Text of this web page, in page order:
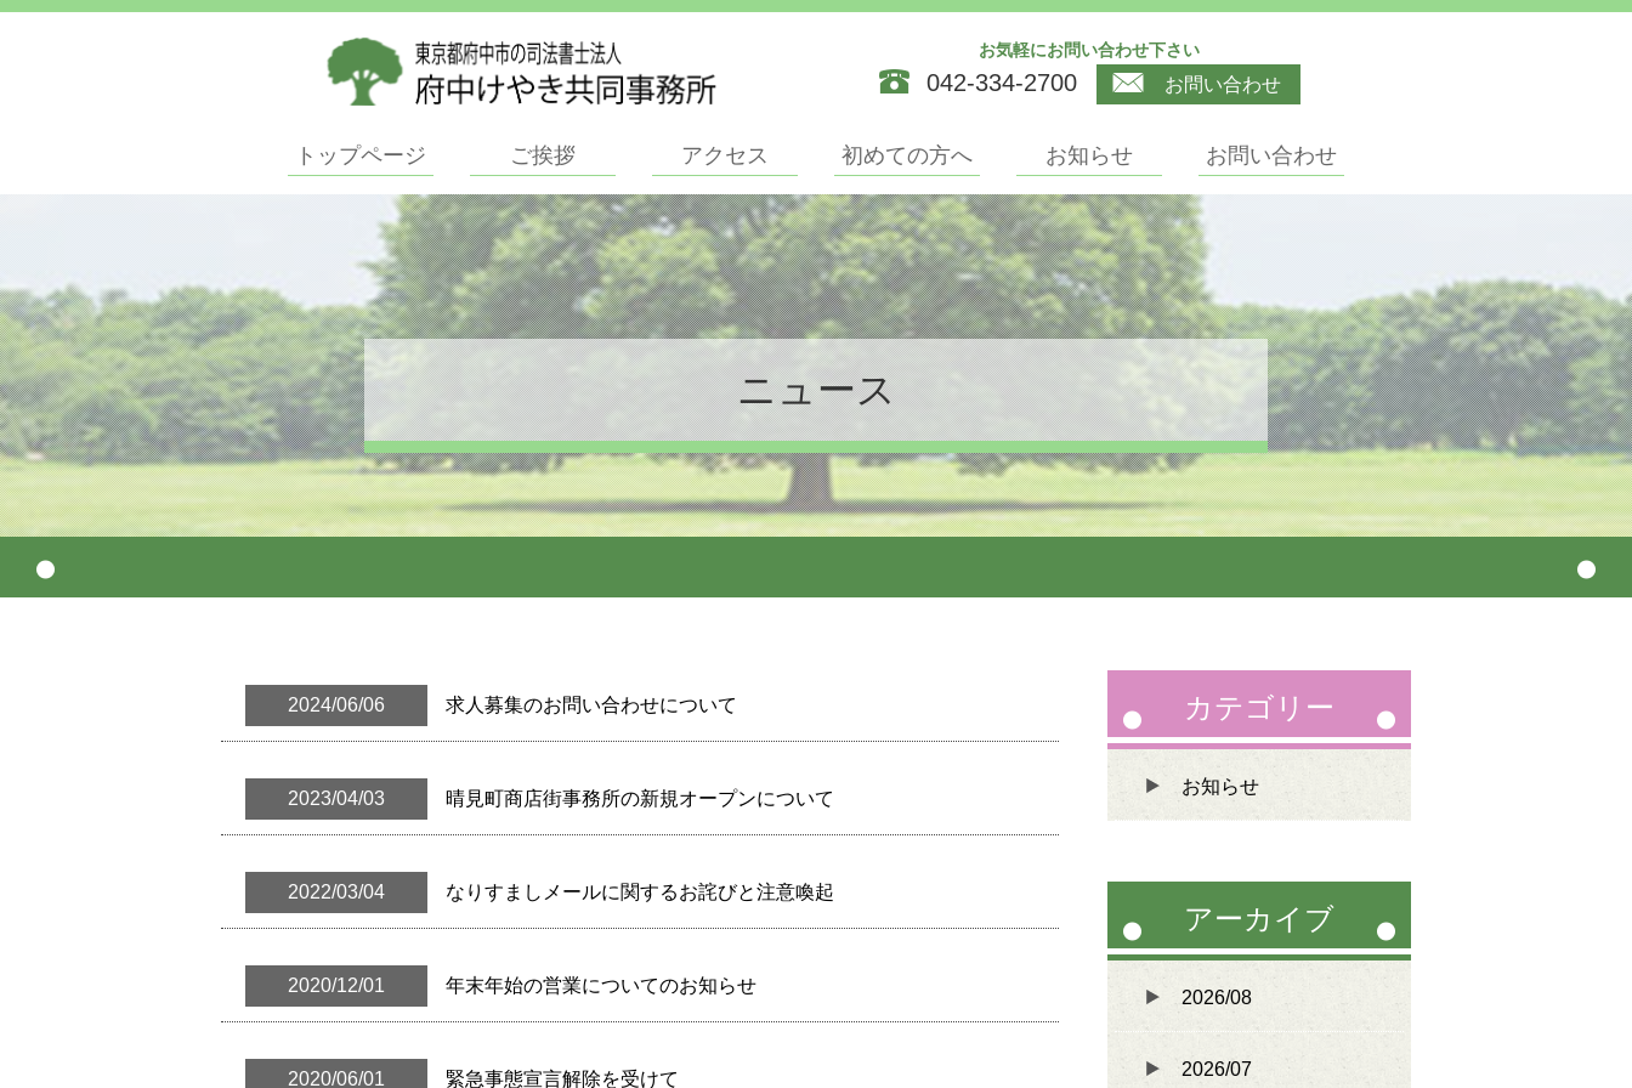
お気軽にお問い合わせ下さい
042-334-2700 お問い合わせ
トップページ ご挨拶 アクセス 初めての方へ お知らせ お問い合わせ
ニュース
2024/06/06 求人募集のお問い合わせについて
2023/04/03 晴見町商店街事務所の新規オープンについて
2022/03/04 なりすましメールに関するお詫びと注意喚起
2020/12/01 年末年始の営業についてのお知らせ
2020/06/01 緊急事態宣言解除を受けて
カテゴリー
お知らせ
アーカイブ
2026/08
2026/07